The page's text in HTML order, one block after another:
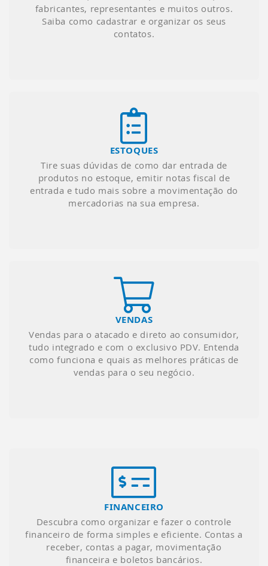
fabricantes, representantes e muitos outros.
Saiba como cadastrar e organizar os seus
contatos.
ESTOQUES
Tire suas dúvidas de como dar entrada de
produtos no estoque, emitir notas fiscal de
entrada e tudo mais sobre a movimentação do
mercadorias na sua empresa.
VENDAS
Vendas para o atacado e direto ao consumidor,
tudo integrado e com o exclusivo PDV. Entenda
como funciona e quais as melhores práticas de
vendas para o seu negócio.
FINANCEIRO
Descubra como organizar e fazer o controle
financeiro de forma simples e eficiente. Contas a
receber, contas a pagar, movimentação
financeira e boletos bancários.